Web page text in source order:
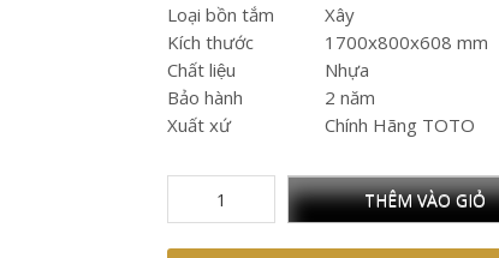
Loại bồn tắm
Xây
Kích thước
1700x800x608 mm
Chất liệu
Nhựa
Bảo hành
2 năm
Xuất xứ
Chính Hãng TOTO
THÊM VÀO GIỎ